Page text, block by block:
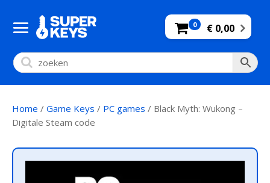
0 € 0,00
Home / Game Keys / PC games / Black Myth: Wukong –
Digitale Steam code